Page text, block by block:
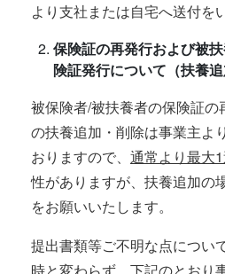
より支社または自宅へ送付を
保険証の再発行および被
険証発行について（扶養追
被保険者/被扶養者の保険証
の扶養追加・削除は事業主よ
おりますので、 通常より最大
性がありますが、扶養追加の
をお願いいたします。
提出書類等ご不明な点につい